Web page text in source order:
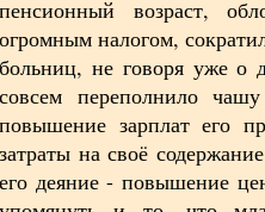
пенсионный возраст,
огромным налогом,
больниц, не говоря уже о
совсем переполнило
повышение зарплат его
затраты на своё
его деяние - повышение